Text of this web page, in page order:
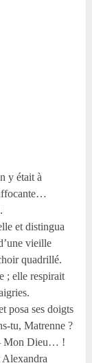
y était à
et distingua
vieille
quadrillé.
; elle respirait
posa ses doigts
tu, Matrenne ?
Mon Dieu… !